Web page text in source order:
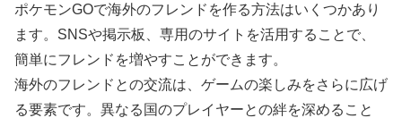
ポケモンGOで海外のフレンドを作る方法はいくつかあり
ます。SNSや掲示板、専用のサイトを活用することで、
簡単にフレンドを増やすことができます。
海外のフレンドとの交流は、ゲームの楽しみをさらに広げ
る要素です。異なる国のプレイヤーとの絆を深めること